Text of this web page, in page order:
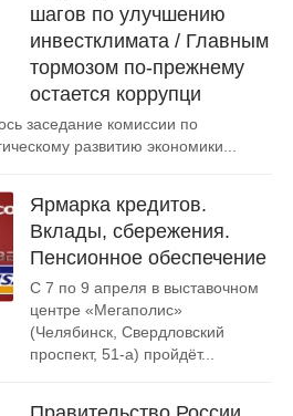
шагов по улучшению
инвестклимата / Главным
тормозом по-прежнему
остается коррупци
заседание комиссии по
развитию экономики...
Ярмарка кредитов.
Вклады, сбережения.
Пенсионное обеспечение
С 7 по 9 апреля в выставочном
центре «Мегаполис»
(Челябинск, Свердловский
проспект, 51-а) пройдёт...